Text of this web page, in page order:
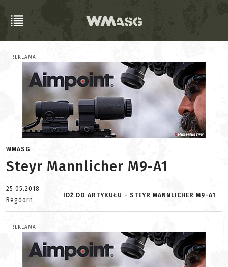
REKLAMA
WMASG
Steyr Mannlicher M9-A1
25.05.2018
Regdorn
IDŹ DO ARTYKUŁU - STEYR MANNLICHER M9-A1
REKLAMA